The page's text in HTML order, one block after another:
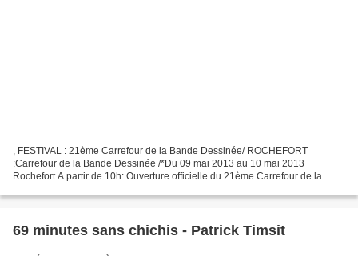
, FESTIVAL : 21ème Carrefour de la Bande Dessinée/ ROCHEFORT
:Carrefour de la Bande Dessinée /*Du 09 mai 2013 au 10 mai 2013
Rochefort A partir de 10h: Ouverture officielle du 21ème Carrefour de la
69 minutes sans chichis - Patrick Timsit